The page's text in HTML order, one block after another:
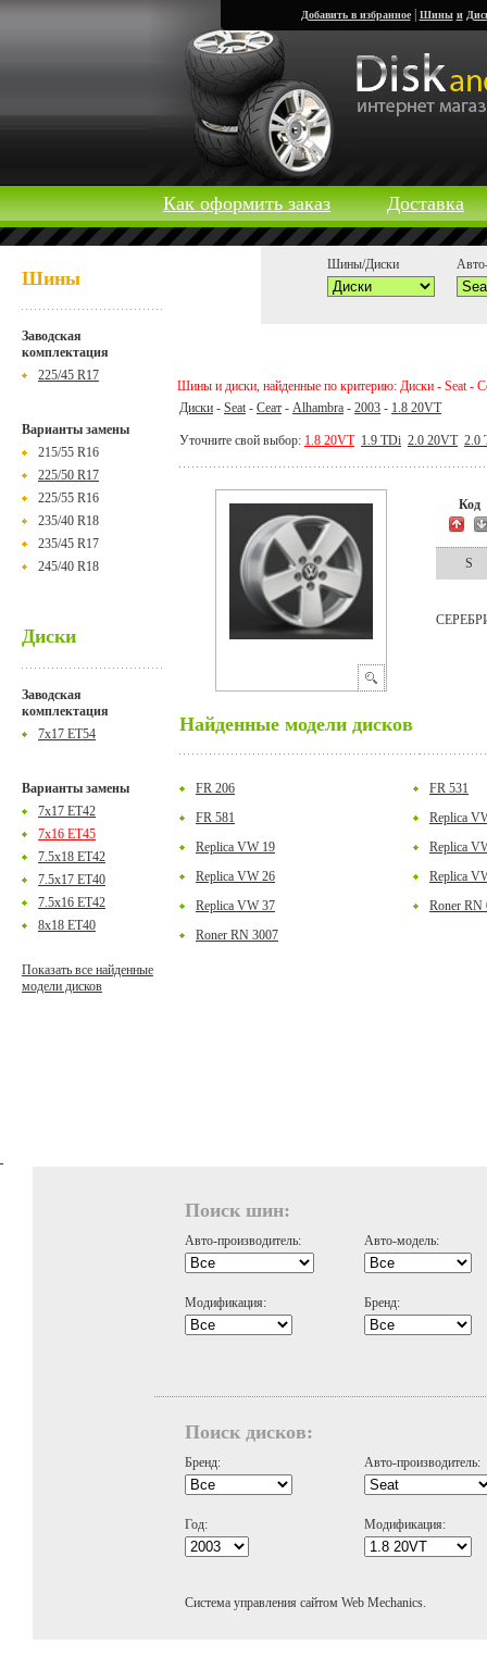
Добавить в избранное| Шины и
Как оформить заказ Доставка
Шины
Заводская
комплектация
225/45 R17
Варианты замены
215/55 R16
225/50 R17
225/55 R16
235/40 R18
235/45 R17
245/40 R18
Диски
Заводская
комплектация
7x17 ET54
Варианты замены
7x17 ET42
7x16 ET45
7.5x18 ET42
7.5x17 ET40
7.5x16 ET42
8x18 ET40
Показать все найденные
модели дисков
Шины/Диски
Шины и диски, найденные по критерию: Диски - Seat -
Диски - Seat - Сеат - Alhambra - 2003 - 1.8 20VT
Уточните свой выбор: 1.8 20VT 1.9 TDi 2.0 20VT 2.0
S
Найденные модели дисков
FR 206
FR 531
FR 581
Replica
Replica VW 19
Replica
Replica VW 26
Replica
Replica VW 37
Roner RN
Roner RN 3007
Поиск шин:
Авто-производитель: Авто-модель:
Модификация: Бренд:
Поиск дисков:
Бренд: Авто-производитель:
Год: Модификация:
Система управления сайтом Web Mechanics.